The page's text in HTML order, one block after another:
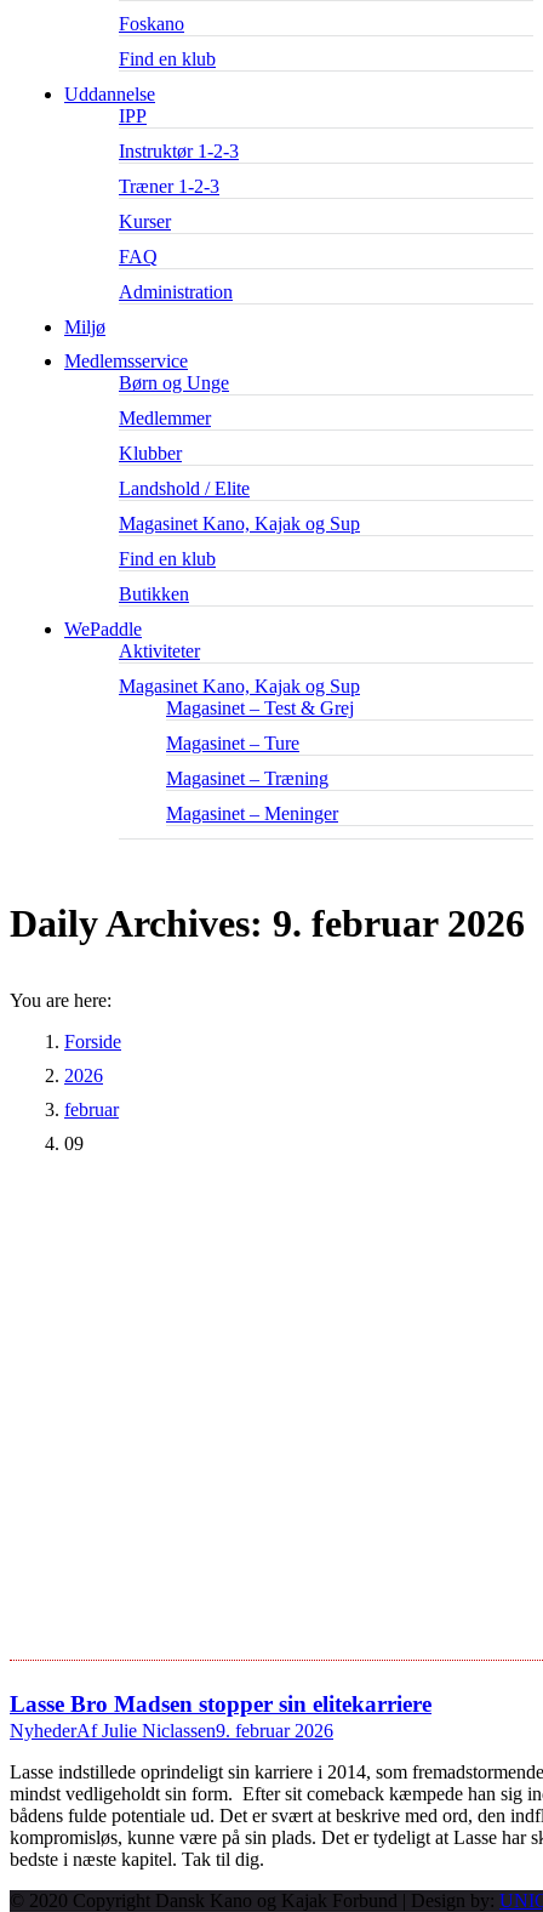
Foskano
Find en klub
Uddannelse
IPP
Instruktør 1-2-3
Træner 1-2-3
Kurser
FAQ
Administration
Miljø
Medlemsservice
Børn og Unge
Medlemmer
Klubber
Landshold / Elite
Magasinet Kano, Kajak og Sup
Find en klub
Butikken
WePaddle
Aktiviteter
Magasinet Kano, Kajak og Sup
Magasinet – Test & Grej
Magasinet – Ture
Magasinet – Træning
Magasinet – Meninger
Daily Archives: 9. februar 2026
You are here:
Forside
2026
februar
09
Lasse Bro Madsen stopper sin elitekarriere
NyhederAfJulie Niclassen9. februar 2026
Lasse indstillede oprindeligt sin karriere i 2014, som
mindst vedligeholdt sin form. Efter sit comeback kæmpede han sig
bådens fulde potentiale ud. Det er svært at beskrive med ord, den
kompromisløs, kunne være på sin plads. Det er tydeligt at Lasse har
bedste i næste kapitel. Tak til dig.
© 2020 Copyright Dansk Kano og Kajak Forbund | Design by: